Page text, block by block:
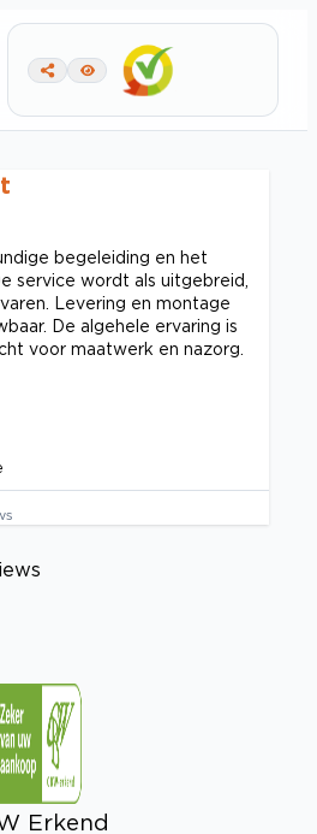
begeleiding en het
service wordt als uitgebreid,
Levering en montage
De algehele ervaring is
voor maatwerk en nazorg.
Erkend